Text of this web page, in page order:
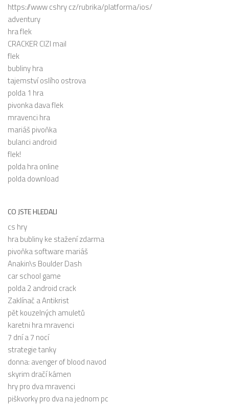
https://www cshry cz/rubrika/platforma/ios/
adventury
hra flek
CRACKER CIZI mail
flek
bubliny hra
tajemství oslího ostrova
polda 1 hra
pivonka dava flek
mravenci hra
mariáš pivoňka
bulanci android
flek!
polda hra online
polda download
CO JSTE HLEDALI
cs hry
hra bubliny ke stažení zdarma
pivoňka software mariáš
Anakin\s Boulder Dash
car school game
polda 2 android crack
Zaklínač a Antikrist
pět kouzelných amuletů
karetni hra mravenci
7 dní a 7 nocí
strategie tanky
donna: avenger of blood navod
skyrim dračí kámen
hry pro dva mravenci
piškvorky pro dva na jednom pc